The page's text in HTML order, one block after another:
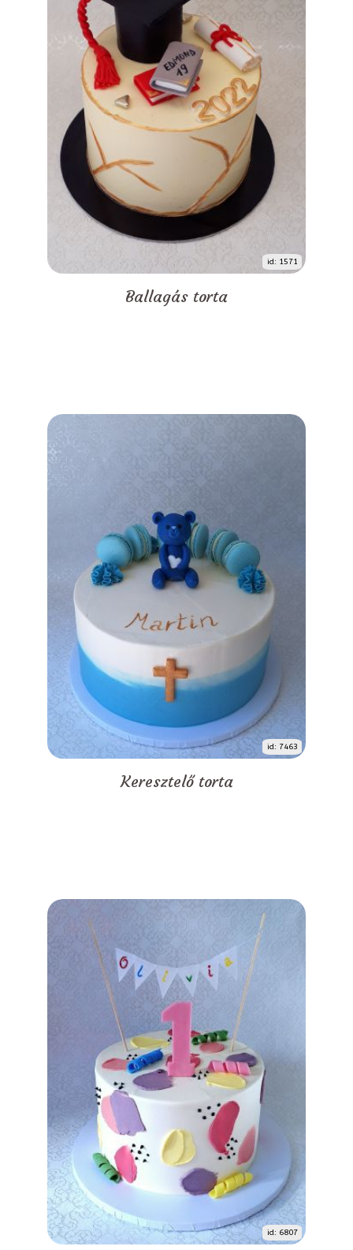
id: 1571
Ballagás torta
id: 7463
Keresztelő torta
id: 6807